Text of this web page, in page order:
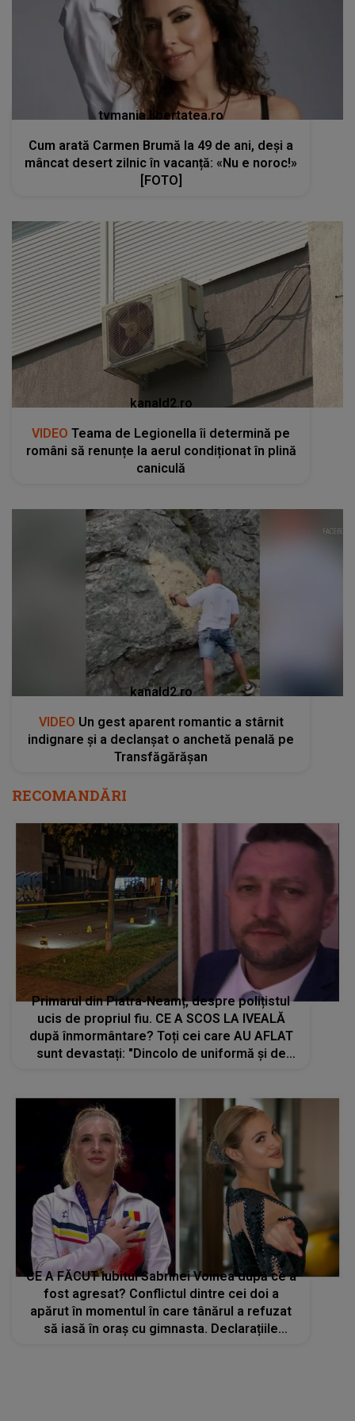
mâncat desert zilnic în vacanță: «Nu e noroc!»
[FOTO]
kanald2.ro
VIDEOTeama de Legionella îi determină pe
români să renunțe la aerul condiționat în plină
caniculă
kanald2.ro
Un gest aparent romantic a stârnit
indignare și a declanșat o anchetă penală pe
Transfăgărășan
RECOMANDĂRI
Primarul din Piatra-Neamț, despre polițistul
ucis de propriul fiu. CE A SCOS LA IVEALĂ
după înmormântare? Toți cei care AU AFLAT
sunt devastați: "Dincolo de uniformă și de
atribuțiile de serviciu pe care le-a îndeplinit
cu demnitate, Ciprian lasă..."
CE A FĂCUT iubitul Sabrinei Voinea după ce a
fost agresat? Conflictul dintre cei doi a
apărut în momentul în care tânărul a refuzat
să iasă în oraș cu gimnasta. Declarațiile
martorilor: „Chiar dacă erau oameni de față,
ea nu s-a oprit”
STIRI MONDENE